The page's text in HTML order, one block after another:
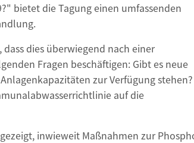
bietet die Tagung einen umfassenden
dies überwiegend nach einer
Fragen beschäftigen: Gibt es neue
zur Verfügung stehen?
auf die
inwieweit Maßnahmen zur